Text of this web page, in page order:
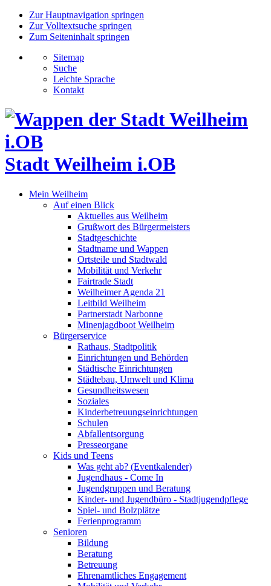
Zur Hauptnavigation springen
Zur Volltextsuche springen
Zum Seiteninhalt springen
Sitemap
Suche
Leichte Sprache
Kontakt
Stadt Weilheim i.OB
Mein Weilheim
Auf einen Blick
Aktuelles aus Weilheim
Grußwort des Bürgermeisters
Stadtgeschichte
Stadtname und Wappen
Ortsteile und Stadtwald
Mobilität und Verkehr
Fairtrade Stadt
Weilheimer Agenda 21
Leitbild Weilheim
Partnerstadt Narbonne
Minenjagdboot Weilheim
Bürgerservice
Rathaus, Stadtpolitik
Einrichtungen und Behörden
Städtische Einrichtungen
Städtebau, Umwelt und Klima
Gesundheitswesen
Soziales
Kinderbetreuungseinrichtungen
Schulen
Abfallentsorgung
Presseorgane
Kids und Teens
Was geht ab? (Eventkalender)
Jugendhaus - Come In
Jugendgruppen und Beratung
Kinder- und Jugendbüro - Stadtjugendpflege
Spiel- und Bolzplätze
Ferienprogramm
Senioren
Bildung
Beratung
Betreuung
Ehrenamtliches Engagement